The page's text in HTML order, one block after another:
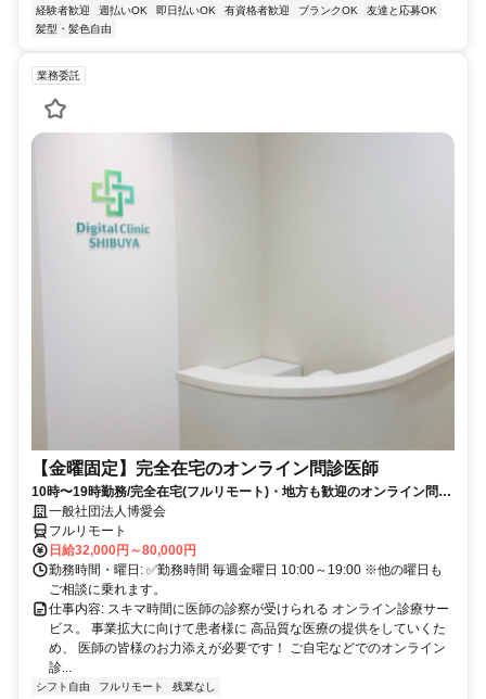
経験者歓迎
週払いOK 即日払いOK 有資格者歓迎 ブランクOK
友達と応募OK
髪型・髪色自由
業務委託
【金曜固定】完全在宅のオンライン問診医師
10時〜19時勤務/完全在宅(フルリモート)・地方も歓迎のオンライン問診
業務一般社団法人博愛会
フルリモート
日給32,000円～80,000円
勤務時間・曜日: ✅勤務時間 毎週金曜日 10:00～19:00 ※他の曜日も
ご相談に乗れます。
仕事内容: スキマ時間に医師の診察が受けられる オンライン診療サー
ビス。 事業拡大に向けて患者様に 高品質な医療の提供をしていくた
め、 医師の皆様のお力添えが必要です！ ご自宅などでのオンライン
診...
シフト自由 フルリモート 残業なし